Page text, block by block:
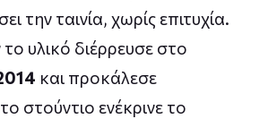
την ταινία, χωρίς επιτυχία.
υλικό διέρρευσε στο
και προκάλεσε
στούντιο ενέκρινε το